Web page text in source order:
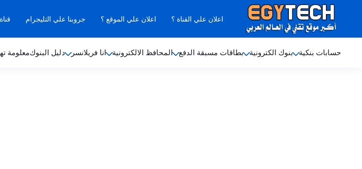
اعلان علي القناة ؟ اعلان علي الموقع ؟ جروبنا علي التليجرام
حسابات بنكية بنوك الكترونية بطاقات مسبقة الدفع المحافظ الالكترونية انا فريلانسر دليل البنوكمعلومة